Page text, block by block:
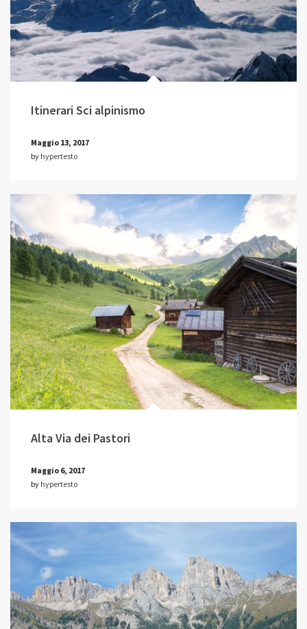
Itinerari Sci alpinismo
Maggio 13, 2017
by hypertesto
Alta Via dei Pastori
Maggio 6, 2017
by hypertesto